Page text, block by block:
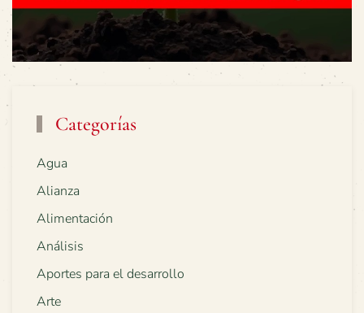
Categorías
Agua
Alianza
Alimentación
Análisis
Aportes para el desarrollo
Arte